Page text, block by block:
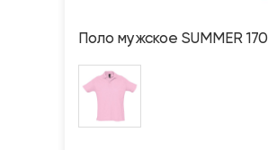
Поло мужское SUMMER 170